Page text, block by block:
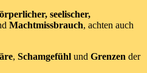
seelischer,
Machtmissbrauch, achten auch
, Schamgefühl und Grenzen der